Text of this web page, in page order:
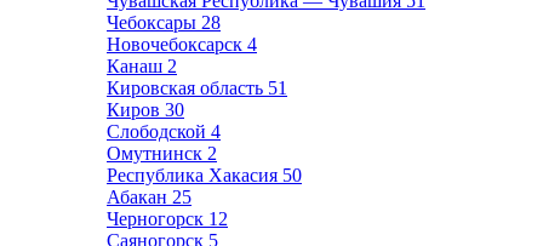
Чебоксары 28
Новочебоксарск 4
Канаш 2
Кировская область 51
Киров 30
Слободской 4
Омутнинск 2
Республика Хакасия 50
Абакан 25
Черногорск 12
Саяногорск 5